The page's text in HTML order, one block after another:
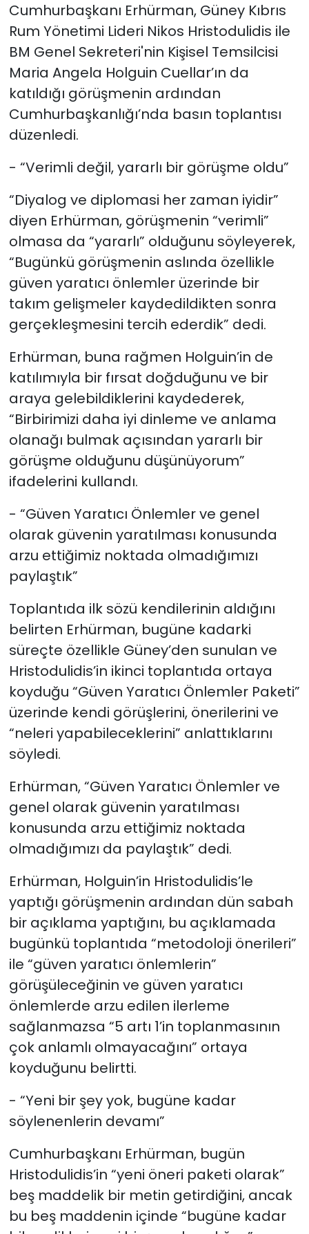
Cumhurbaşkanı Erhürman, Güney Kıbrıs
Rum Yönetimi Lideri Nikos Hristodulidis ile
BM Genel Sekreteri'nin Kişisel Temsilcisi
Maria Angela Holguin Cuellar’ın da
katıldığı görüşmenin ardından
Cumhurbaşkanlığı’nda basın toplantısı
düzenledi.
- “Verimli değil, yararlı bir görüşme oldu”
“Diyalog ve diplomasi her zaman iyidir”
diyen Erhürman, görüşmenin “verimli”
olmasa da “yararlı” olduğunu söyleyerek,
“Bugünkü görüşmenin aslında özellikle
güven yaratıcı önlemler üzerinde bir
takım gelişmeler kaydedildikten sonra
gerçekleşmesini tercih ederdik” dedi.
Erhürman, buna rağmen Holguin’in de
katılımıyla bir fırsat doğduğunu ve bir
araya gelebildiklerini kaydederek,
“Birbirimizi daha iyi dinleme ve anlama
olanağı bulmak açısından yararlı bir
görüşme olduğunu düşünüyorum”
ifadelerini kullandı.
- “Güven Yaratıcı Önlemler ve genel
olarak güvenin yaratılması konusunda
arzu ettiğimiz noktada olmadığımızı
paylaştık”
Toplantıda ilk sözü kendilerinin aldığını
belirten Erhürman, bugüne kadarki
süreçte özellikle Güney’den sunulan ve
Hristodulidis’in ikinci toplantıda ortaya
koyduğu “Güven Yaratıcı Önlemler Paketi”
üzerinde kendi görüşlerini, önerilerini ve
“neleri yapabileceklerini” anlattıklarını
söyledi.
Erhürman, “Güven Yaratıcı Önlemler ve
genel olarak güvenin yaratılması
konusunda arzu ettiğimiz noktada
olmadığımızı da paylaştık” dedi.
Erhürman, Holguin’in Hristodulidis’le
yaptığı görüşmenin ardından dün sabah
bir açıklama yaptığını, bu açıklamada
bugünkü toplantıda “metodoloji önerileri”
ile “güven yaratıcı önlemlerin”
görüşüleceğinin ve güven yaratıcı
önlemlerde arzu edilen ilerleme
sağlanmazsa “5 artı 1’in toplanmasının
çok anlamlı olmayacağını” ortaya
koyduğunu belirtti.
- “Yeni bir şey yok, bugüne kadar
söylenenlerin devamı”
Cumhurbaşkanı Erhürman, bugün
Hristodulidis’in “yeni öneri paketi olarak”
beş maddelik bir metin getirdiğini, ancak
bu beş maddenin içinde “bugüne kadar